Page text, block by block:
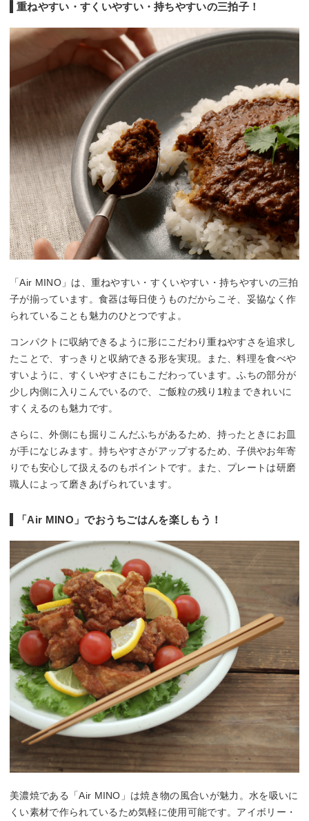
重ねやすい・すくいやすい・持ちやすいの三拍子！
「Air MINO」は、重ねやすい・すくいやすい・持ちやすいの三拍
子が揃っています。食器は毎日使うものだからこそ、妥協なく作
られていることも魅力のひとつですよ。
コンパクトに収納できるように形にこだわり重ねやすさを追求し
たことで、すっきりと収納できる形を実現。また、料理を食べや
すいように、すくいやすさにもこだわっています。ふちの部分が
少し内側に入りこんでいるので、ご飯粒の残り1粒まできれいに
すくえるのも魅力です。
さらに、外側にも掘りこんだふちがあるため、持ったときにお皿
が手になじみます。持ちやすさがアップするため、子供やお年寄
りでも安心して扱えるのもポイントです。また、プレートは研磨
職人によって磨きあげられています。
「Air MINO」でおうちごはんを楽しもう！
美濃焼である「Air MINO」は焼き物の風合いが魅力。水を吸いに
くい素材で作られているため気軽に使用可能です。アイボリー・